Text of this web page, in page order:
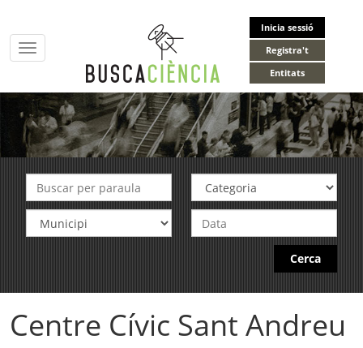
Inicia sessió
Registra't
Entitats
Toggle
navigation
Cerca
Centre Cívic Sant Andreu